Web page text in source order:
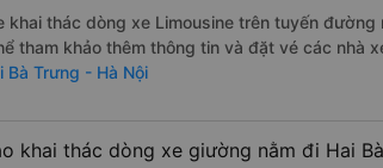
khai thác dòng xe Limousine trên tuyến đường
tham khảo thêm thông tin và đặt vé các nhà
Bà Trưng - Hà Nội
khai thác dòng xe giường nằm đi Hai